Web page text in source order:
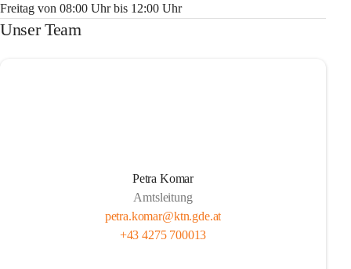
Freitag von 08:00 Uhr bis 12:00 Uhr
Unser Team
Petra Komar
Amtsleitung
petra.komar@ktn.gde.at
+43 4275 700013